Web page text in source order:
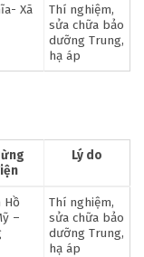
Xã
Thí nghiệm,
sửa chữa bảo
dưỡng Trung,
hạ áp
Lý do
Hồ
–
Thí nghiệm,
sửa chữa bảo
dưỡng Trung,
hạ áp